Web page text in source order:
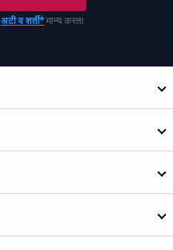
अटी व शर्ती*मान्य करता